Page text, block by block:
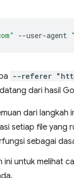
--user-agent
--referer
dari hasil
dari langkah
setiap file
sebagai
ini untuk melihat